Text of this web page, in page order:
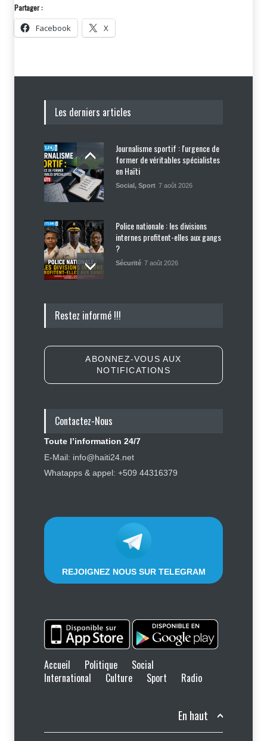
Partager :
Facebook X
Les derniers articles
Journalisme sportif : l'urgence de
former de véritables spécialistes
en Haïti
Social , Sport 7 août 2026
Police nationale : les divisions
internes profitent-elles aux gangs
?
Sécurité 7 août 2026
d’affronter la justice, Jean Monard
Retards, bagages perdus,
6 août 2026
Tennessee, Andy Ogles, proche de
Restez informé !!!
ABONNEZ-VOUS AUX
NOTIFICATIONS
Contactez-Nous
Toute l’information 24/7
E-Mail: info@haiti24.net
Whatapps & appel: +509 44316379
REJOIGNEZ NOUS SUR TELEGRAM
Accueil Politique
Social
International
Culture Sport Radio
En haut